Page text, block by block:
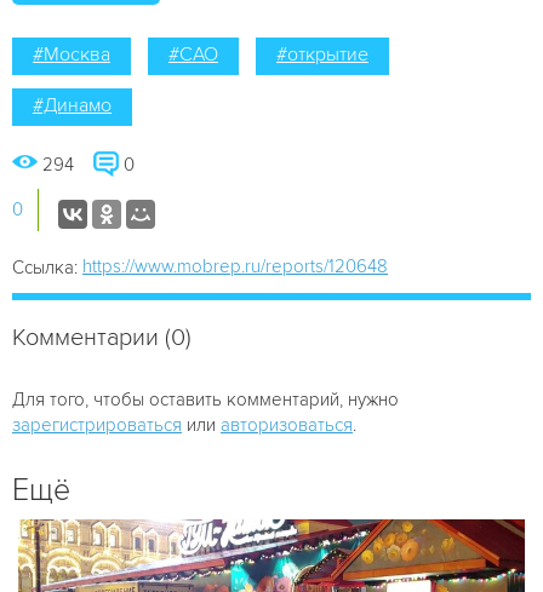
#Москва #САО #открытие
#Динамо
294 0
0
Ссылка: https://www.mobrep.ru/reports/120648
Комментарии (0)
Для того, чтобы оставить комментарий, нужно
зарегистрироваться или авторизоваться
Ещё